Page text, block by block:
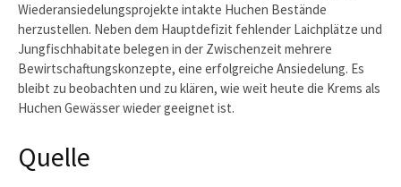
Wiederansiedelungsprojekte intakte Huchen Bestände
herzustellen. Neben dem Hauptdefizit fehlender Laichplätze und
Jungfischhabitate belegen in der Zwischenzeit mehrere
Bewirtschaftungskonzepte, eine erfolgreiche Ansiedelung. Es
bleibt zu beobachten und zu klären, wie weit heute die Krems als
Huchen Gewässer wieder geeignet ist.
Quelle